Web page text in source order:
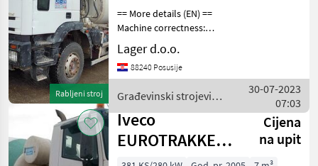
Rabljeni stroj
== More details (EN) ==
Machine correctness:
Correct Cifa nadogradnja
RH75 kapaciteta 7m3
pogon 6x4 radna
strojevi Mješalice betona
Lager d.o.o.
88240 Posusije
Građevinski strojevi /
Iveco
30-07-2023
07:03
Iveco
EUROTRAKKER
MP380
Cijena
na upit